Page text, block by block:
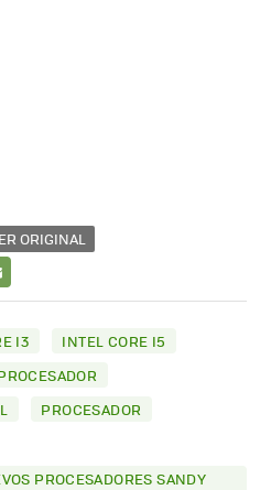
ORIGINAL
I3
INTEL CORE I5
PROCESADOR
PROCESADORES SANDY